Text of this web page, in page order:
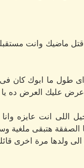
ماضيك وانت
طول ما ابوك كان
عرض عليك العرض ده
انت عايزه
هتبقى ملغية
ولدها مرة اخرى